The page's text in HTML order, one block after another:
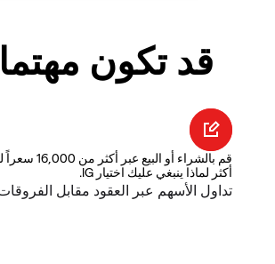
قد تكون
قم بالشراء أو
أكثر لماذا ينبغي عليك اختيار IG.